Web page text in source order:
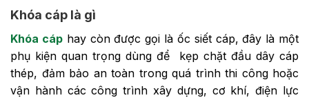
Khóa cáp là gì
Khóa cáphay còn được gọi là ốc siết cáp, đây là một
phụ kiện quan trọng dùng để kẹp chặt đầu dây cáp
thép, đảm bảo an toàn trong quá trình thi công hoặc
vận hành các công trình xây dựng, cơ khí, điện lực